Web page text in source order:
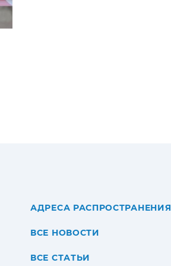
АДРЕСА РАСПРОСТРАНЕНИЯ
ВСЕ НОВОСТИ
ВСЕ СТАТЬИ